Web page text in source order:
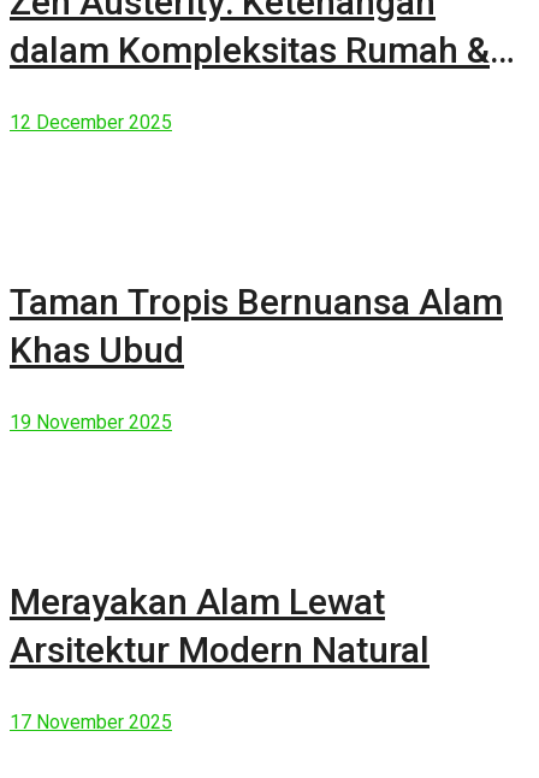
dalam Kompleksitas Rumah &
12 December 2025
Taman Tropis Bernuansa Alam
Khas Ubud
19 November 2025
Merayakan Alam Lewat
Arsitektur Modern Natural
17 November 2025